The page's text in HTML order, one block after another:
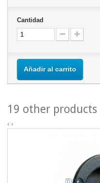
Cantidad
Añadir al carrito
19 other
‹ ›